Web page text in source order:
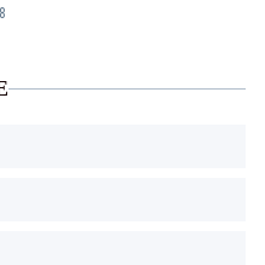
ar putea închide în 4 zile